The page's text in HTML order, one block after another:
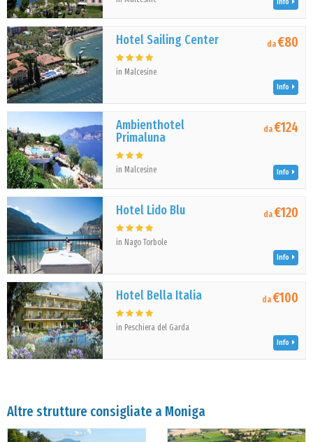
Hotel Sailing Center
in Malcesine
da€80
Info
Ambienthotel
Primaluna
in Malcesine
da€124
Info
Hotel Lido Blu
in Nago Torbole
da€120
Info
Hotel Bella Italia
in Peschiera del Garda
da€100
Info
Altre strutture consigliate a Moniga